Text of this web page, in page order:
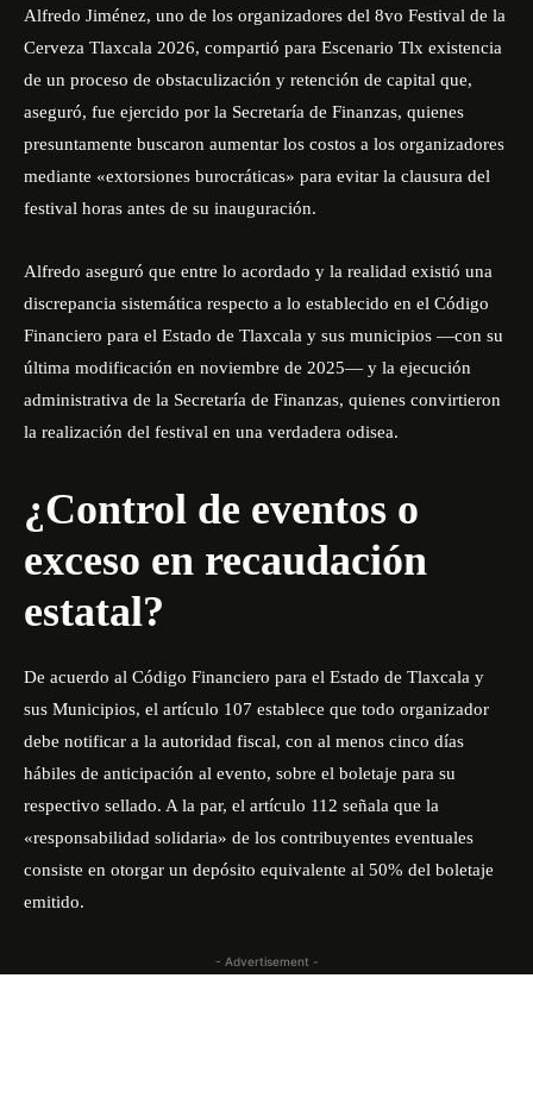
Alfredo Jiménez, uno de los organizadores del 8vo Festival de la
Cerveza Tlaxcala 2026, compartió para Escenario Tlx existencia
de un proceso de obstaculización y retención de capital que,
aseguró, fue ejercido por la Secretaría de Finanzas, quienes
presuntamente buscaron aumentar los costos a los organizadores
mediante «extorsiones burocráticas» para evitar la clausura del
festival horas antes de su inauguración.
Alfredo aseguró que entre lo acordado y la realidad existió una
discrepancia sistemática respecto a lo establecido en el Código
Financiero para el Estado de Tlaxcala y sus municipios —con su
última modificación en noviembre de 2025— y la ejecución
administrativa de la Secretaría de Finanzas, quienes convirtieron
la realización del festival en una verdadera odisea.
¿Control de eventos o
exceso en recaudación
estatal?
De acuerdo al Código Financiero para el Estado de Tlaxcala y
sus Municipios, el artículo 107 establece que todo organizador
debe notificar a la autoridad fiscal, con al menos cinco días
hábiles de anticipación al evento, sobre el boletaje para su
respectivo sellado. A la par, el artículo 112 señala que la
«responsabilidad solidaria» de los contribuyentes eventuales
consiste en otorgar un depósito equivalente al 50% del boletaje
emitido.
- Advertisement -